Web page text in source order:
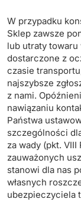
W przypadku
Sklep zawsze
lub utraty
dostarczone z
czasie
najszybsze
z nami.
nawiązaniu
Państwa
szczególności
za wady (pkt. VIII
zauważonych
stanowi dla nas
własnych
ubezpieczyciela